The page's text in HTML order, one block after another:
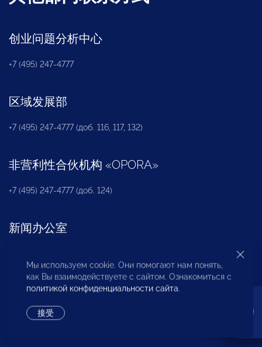
创业问题分析中心
+7 (495) 247-4777
区域发展部
+7 (495) 247-4777 (доб. 116, 117, 132)
非营利性合伙机构 «OPORA»
+7 (495) 247-4777 (доб. 124)
新闻办公室
pressa@opora.ru
国际部
Мы используем cookie. Они помогают нам понять,
как Вы взаимодействуете с сайтом. Ознакомиться с
политикой конфиденциальности сайта.
接受